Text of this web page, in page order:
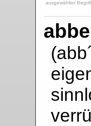
ausgewählter